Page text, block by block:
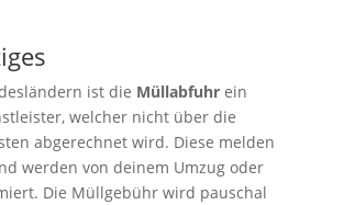
ist die Müllabfuhrein
welcher nicht über die
abgerechnet wird. Diese melden
werden von deinem Umzug oder
Die Müllgebühr wird pauschal